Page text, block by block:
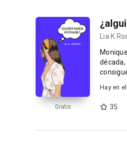
Gratis
Lia K
Hay en
35